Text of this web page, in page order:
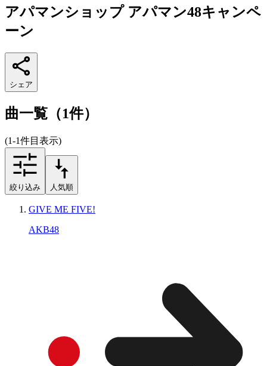
アパマンショップ アパマン48キャンペ
ーン
シェア
曲一覧（1件）
(1-1件目表示)
絞り込み 人気順
GIVE ME FIVE!
AKB48